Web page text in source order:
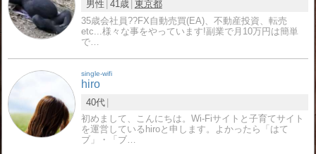
男性 41歳 東京都
35歳会社員?‍?FX自動売買(EA)、不動産投資、転売
etc...様々な事をやっています!副業で月10万円は簡単
で…
single-wifi
hiro
40代
初めまして、こんにちは。Wi-Fiサイトと子育てサイト
を運営しているhiroと申します。よかったら「はて
ブ」・「ブ…